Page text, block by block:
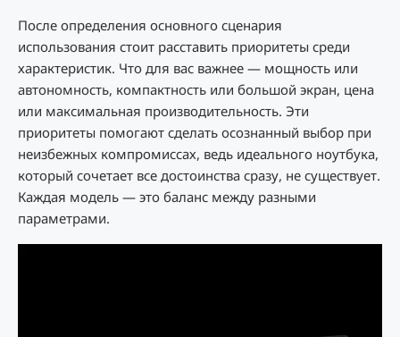
После определения основного сценария
использования стоит расставить приоритеты среди
характеристик. Что для вас важнее — мощность или
автономность, компактность или большой экран, цена
или максимальная производительность. Эти
приоритеты помогают сделать осознанный выбор при
неизбежных компромиссах, ведь идеального ноутбука,
который сочетает все достоинства сразу, не существует.
Каждая модель — это баланс между разными
параметрами.